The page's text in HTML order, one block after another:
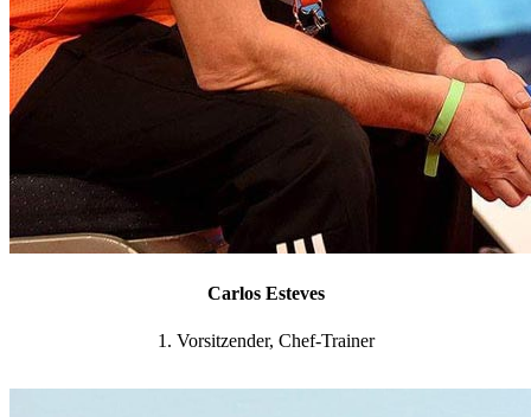
Carlos Esteves
1. Vorsitzender, Chef-Trainer